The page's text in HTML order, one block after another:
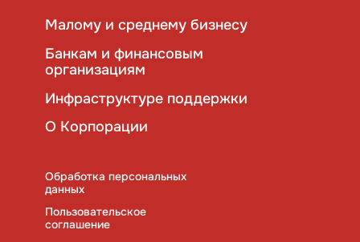
Малому и среднему бизнесу
Банкам и финансовым
организациям
Инфраструктуре поддержки
О Корпорации
Обработка персональных
данных
Пользовательское
соглашение